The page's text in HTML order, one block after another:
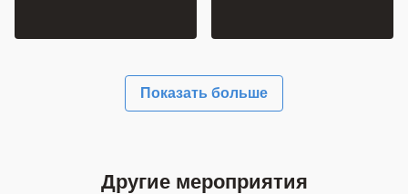
Показать больше
Другие мероприятия